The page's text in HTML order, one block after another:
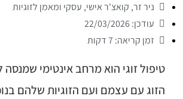
ניר זר, קואצ'ר אישי, עסקי ומאמן לזוגיות
עודכן: 22/03/2026
זמן קריאה: 7 דקות
טיפול זוגי הוא מרחב אינטימי
הזוג עם עצמם ועם הזוגיות שלהם